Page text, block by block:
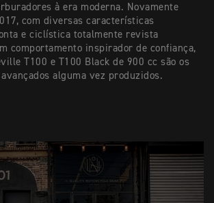
à era moderna. Novamente
com diversas características
e ciclística totalmente revista
comportamento inspirador de confiança,
T100 e T100 Black de 900 cc são os
alguma vez produzidos.